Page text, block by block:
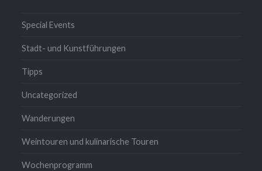
Special Events
Stadt- und Kunstführungen
Tipps
Uncategorized
Wanderungen
Weintouren und kulinarische Touren
Wochenprogramm